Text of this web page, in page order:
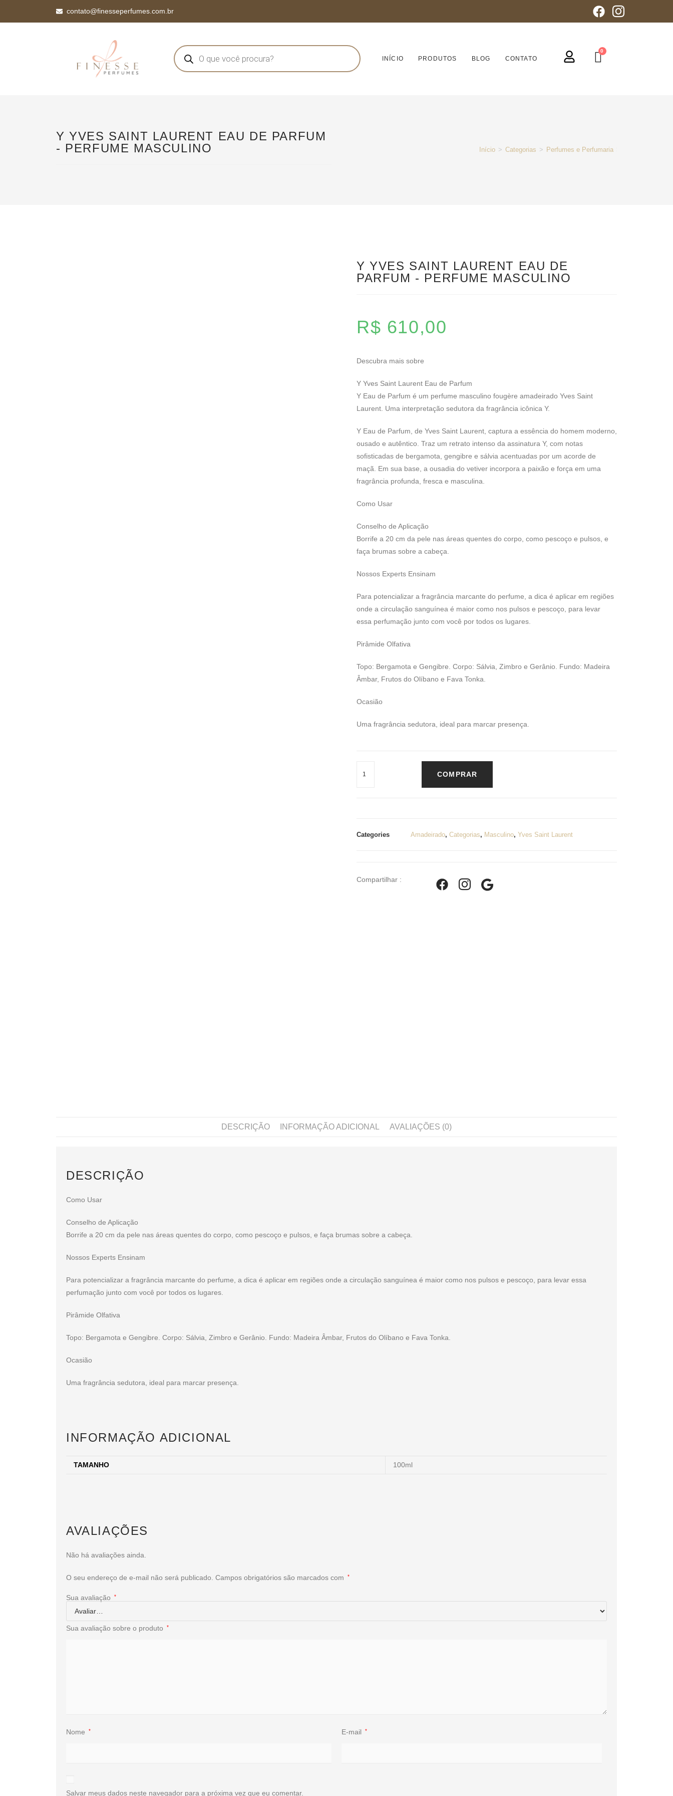
contato@finesseperfumes.com.br
INÍCIO PRODUTOS BLOG CONTATO
Y YVES SAINT LAURENT EAU DE PARFUM
- PERFUME MASCULINO
Início > Categorias > Perfumes e Perfumaria
Y YVES SAINT LAURENT EAU DE
PARFUM - PERFUME MASCULINO
R$ 610,00
Descubra mais sobre
Y Yves Saint Laurent Eau de Parfum
Y Eau de Parfum é um perfume masculino fougère amadeirado Yves Saint
Laurent. Uma interpretação sedutora da fragrância icônica Y.
Y Eau de Parfum, de Yves Saint Laurent, captura a essência do homem moderno,
ousado e autêntico. Traz um retrato intenso da assinatura Y, com notas
sofisticadas de bergamota, gengibre e sálvia acentuadas por um acorde de
maçã. Em sua base, a ousadia do vetiver incorpora a paixão e força em uma
fragrância profunda, fresca e masculina.
Como Usar
Conselho de Aplicação
Borrife a 20 cm da pele nas áreas quentes do corpo, como pescoço e pulsos, e
faça brumas sobre a cabeça.
Nossos Experts Ensinam
Para potencializar a fragrância marcante do perfume, a dica é aplicar em regiões
onde a circulação sanguínea é maior como nos pulsos e pescoço, para levar
essa perfumação junto com você por todos os lugares.
Pirâmide Olfativa
Topo: Bergamota e Gengibre. Corpo: Sálvia, Zimbro e Gerânio. Fundo: Madeira
Âmbar, Frutos do Olíbano e Fava Tonka.
Ocasião
Uma fragrância sedutora, ideal para marcar presença.
COMPRAR
Categories Amadeirado, Categorias, Masculino, Yves Saint Laurent
Compartilhar :
DESCRIÇÃO INFORMAÇÃO ADICIONAL AVALIAÇÕES (0)
DESCRIÇÃO
Como Usar
Conselho de Aplicação
Borrife a 20 cm da pele nas áreas quentes do corpo, como pescoço e pulsos, e faça brumas sobre a cabeça.
Nossos Experts Ensinam
Para potencializar a fragrância marcante do perfume, a dica é aplicar em regiões onde a circulação sanguínea é maior como nos pulsos e pescoço, para levar essa
perfumação junto com você por todos os lugares.
Pirâmide Olfativa
Topo: Bergamota e Gengibre. Corpo: Sálvia, Zimbro e Gerânio. Fundo: Madeira Âmbar, Frutos do Olíbano e Fava Tonka.
Ocasião
Uma fragrância sedutora, ideal para marcar presença.
INFORMAÇÃO ADICIONAL
TAMANHO 100ml
AVALIAÇÕES
Não há avaliações ainda.
O seu endereço de e-mail não será publicado. Campos obrigatórios são marcados com *
Sua avaliação *
Sua avaliação sobre o produto *
Nome * E-mail *
Salvar meus dados neste navegador para a próxima vez que eu comentar.